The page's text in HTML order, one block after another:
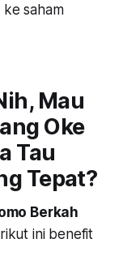
saham
Mau
Oke
Tau
Tepat?
Berkah
ini benefit